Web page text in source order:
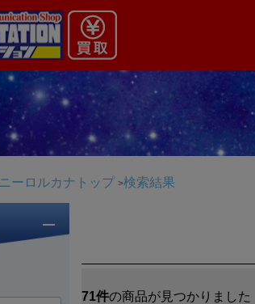
ーロルカナトップ 検索結果
71件の商品が見つかりました